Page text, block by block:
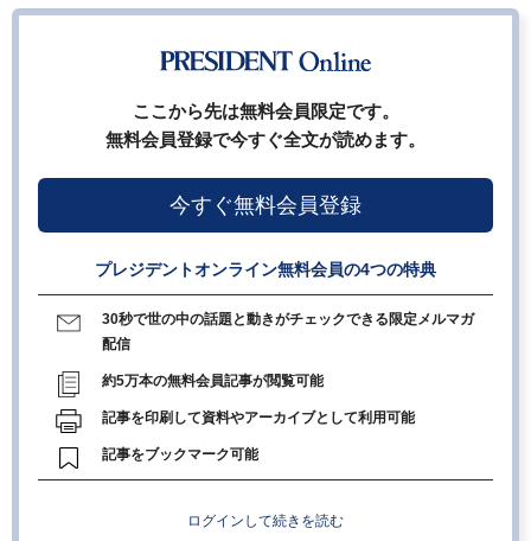
ここから先は無料会員限定です。
無料会員登録で今すぐ全文が読めます。
今すぐ無料会員登録
プレジデントオンライン無料会員の4つの特典
30秒で世の中の話題と動きがチェックできる限定メルマガ
配信
約5万本の無料会員記事が閲覧可能
記事を印刷して資料やアーカイブとして利用可能
記事をブックマーク可能
ログインして続きを読む